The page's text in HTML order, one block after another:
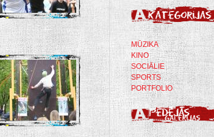
MŪZIKA
KINO
SOCIĀLIE
SPORTS
PORTFOLIO